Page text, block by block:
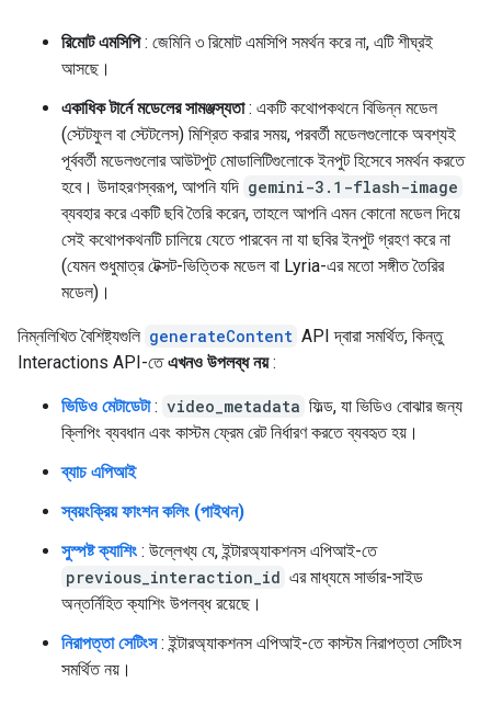
রিমোট এমসিপি: জেমিনি ৩ রিমোট এমসিপি সমর্থন করে না, এটি শীঘ্রই
আসছে।
একাধিক টার্নে মডেলের সামঞ্জস্যতা: একটি কথোপকথনে বিভিন্ন মডেল
(স্টেটফুল বা স্টেটলেস) মিশ্রিত করার সময়, পরবর্তী মডেলগুলোকে অবশ্যই
পূর্ববর্তী মডেলগুলোর আউটপুট মোডালিটিগুলোকে ইনপুট হিসেবে সমর্থন করতে
হবে। উদাহরণস্বরূপ, আপনি যদি gemini-3.1-flash-image
ব্যবহার করে একটি ছবি তৈরি করেন, তাহলে আপনি এমন কোনো মডেল দিয়ে
সেই কথোপকথনটি চালিয়ে যেতে পারবেন না যা ছবির ইনপুট গ্রহণ করে না
(যেমন শুধুমাত্র টেক্সট-ভিত্তিক মডেল বা Lyria-এর মতো সঙ্গীত তৈরির
মডেল)।
নিম্নলিখিত বৈশিষ্ট্যগুলি generateContent API দ্বারা সমর্থিত, কিন্তু
Interactions API-তেএখনও উপলব্ধ নয়:
ভিডিও মেটাডেটা: video_metadata ফিল্ড, যা ভিডিও বোঝার জন্য
ক্লিপিং ব্যবধান এবং কাস্টম ফ্রেম রেট নির্ধারণ করতে ব্যবহৃত হয়।
ব্যাচ এপিআই
স্বয়ংক্রিয় ফাংশন কলিং (পাইথন)
সুস্পষ্ট ক্যাশিং: উল্লেখ্য যে, ইন্টারঅ্যাকশনস এপিআই-তে
previous_interaction_id এর মাধ্যমে সার্ভার-সাইড
অন্তর্নিহিত ক্যাশিং উপলব্ধ রয়েছে।
নিরাপত্তা সেটিংস: ইন্টারঅ্যাকশনস এপিআই-তে কাস্টম নিরাপত্তা সেটিংস
সমর্থিত নয়।